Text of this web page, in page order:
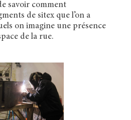
savoir comment
de sitex que l’on a
on imagine une présence
de la rue.